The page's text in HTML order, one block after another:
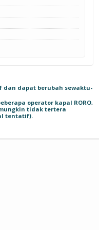
dapat berubah sewaktu-
operator kapal RORO,
tidak tertera
tentatif).